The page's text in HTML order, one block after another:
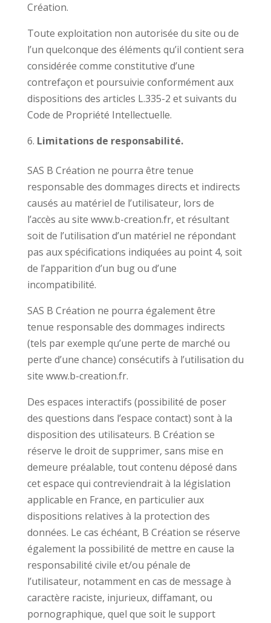
Création.
Toute exploitation non autorisée du site ou de
l’un quelconque des éléments qu’il contient sera
considérée comme constitutive d’une
contrefaçon et poursuivie conformément aux
dispositions des articles L.335-2 et suivants du
Code de Propriété Intellectuelle.
Limitations de responsabilité.
SAS B Création ne pourra être tenue
responsable des dommages directs et indirects
causés au matériel de l’utilisateur, lors de
l’accès au site www.b-creation.fr, et résultant
soit de l’utilisation d’un matériel ne répondant
pas aux spécifications indiquées au point 4, soit
de l’apparition d’un bug ou d’une
incompatibilité.
SAS B Création ne pourra également être
tenue responsable des dommages indirects
(tels par exemple qu’une perte de marché ou
perte d’une chance) consécutifs à l’utilisation du
site www.b-creation.fr.
Des espaces interactifs (possibilité de poser
des questions dans l’espace contact) sont à la
disposition des utilisateurs. B Création se
réserve le droit de supprimer, sans mise en
demeure préalable, tout contenu déposé dans
cet espace qui contreviendrait à la législation
applicable en France, en particulier aux
dispositions relatives à la protection des
données. Le cas échéant, B Création se réserve
également la possibilité de mettre en cause la
responsabilité civile et/ou pénale de
l’utilisateur, notamment en cas de message à
caractère raciste, injurieux, diffamant, ou
pornographique, quel que soit le support